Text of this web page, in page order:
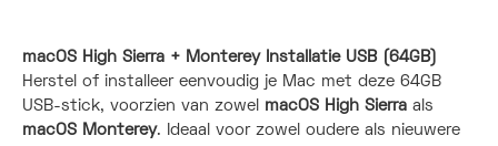
macOS High Sierra + Monterey Installatie USB (64GB)
Herstel of installeer eenvoudig je Mac met deze 64GB
USB-stick, voorzien van zowel macOS High Sierra als
macOS Monterey. Ideaal voor zowel oudere als nieuwere